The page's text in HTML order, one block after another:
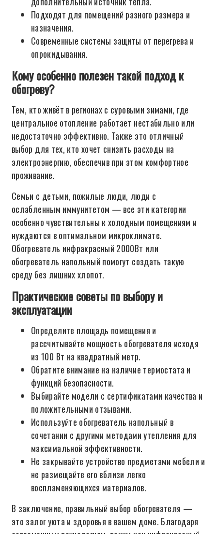
Подходят для помещений разного размера и
назначения.
Современные системы защиты от перегрева и
опрокидывания.
Кому особенно полезен такой подход к
обогреву?
Тем, кто живёт в регионах с суровыми зимами, где
центральное отопление работает нестабильно или
недостаточно эффективно. Также это отличный
выбор для тех, кто хочет снизить расходы на
электроэнергию, обеспечив при этом комфортное
проживание.
Семьи с детьми, пожилые люди, люди с
ослабленным иммунитетом — все эти категории
особенно чувствительны к холодным помещениям и
нуждаются в оптимальном микроклимате.
Обогреватель инфракрасный 2000Вт или
обогреватель напольный помогут создать такую
среду без лишних хлопот.
Практические советы по выбору и
эксплуатации
Определите площадь помещения и
рассчитывайте мощность обогревателя исходя
из 100 Вт на квадратный метр.
Обратите внимание на наличие термостата и
функций безопасности.
Выбирайте модели с сертификатами качества и
положительными отзывами.
Используйте обогреватель напольный в
сочетании с другими методами утепления для
максимальной эффективности.
Не закрывайте устройство предметами мебели и
не размещайте его вблизи легко
воспламеняющихся материалов.
В заключение, правильный выбор обогревателя —
это залог уюта и здоровья в вашем доме. Благодаря